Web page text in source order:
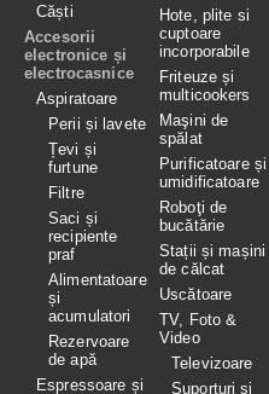
Căști
Accesorii
electronice și
electrocasnice
Aspiratoare
Perii și lavete
Țevi și
furtune
Filtre
Saci și
recipiente
praf
Alimentatoare
și
acumulatori
Rezervoare
de apă
Espressoare și
Hote, plite si
cuptoare
incorporabile
Friteuze și
multicookers
Maşini de
spălat
Purificatoare și
umidificatoare
Roboţi de
bucătărie
Stații și mașini
de călcat
Uscătoare
TV, Foto &
Video
Televizoare
Suporturi și